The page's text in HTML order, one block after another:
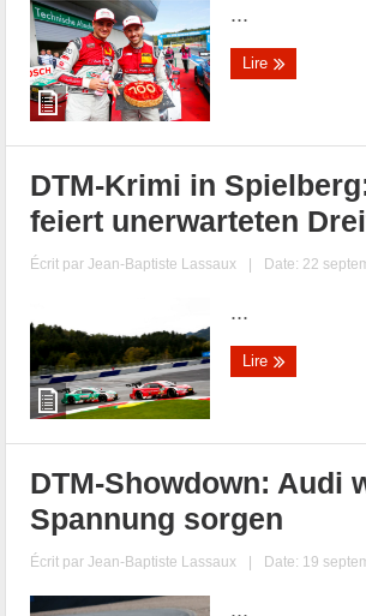
...
Lire
DTM-Krimi in
feiert unerwarteten
Écrit parJean-Baptiste Lassaux | Date: 22
...
Lire
DTM-Showdown: Audi
Spannung sorgen
Écrit parJean-Baptiste Lassaux | Date: 19
...